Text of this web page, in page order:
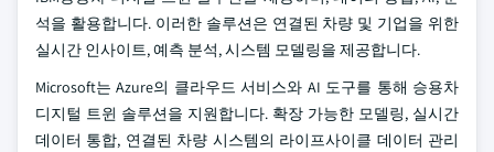
석을 활용합니다. 이러한 솔루션은 연결된 차량 및 기업을 위한
실시간 인사이트, 예측 분석, 시스템 모델링을 제공합니다.
Microsoft는 Azure의 클라우드 서비스와 AI 도구를 통해 승용차
디지털 트윈 솔루션을 지원합니다. 확장 가능한 모델링, 실시간
데이터 통합, 연결된 차량 시스템의 라이프사이클 데이터 관리